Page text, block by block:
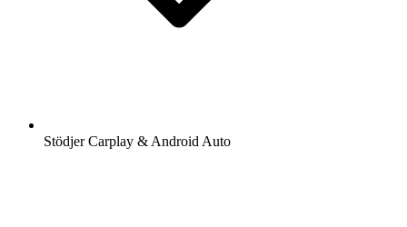
Stödjer Carplay & Android Auto